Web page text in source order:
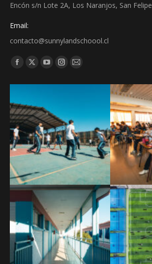
Encón s/n Lote 2A, Los Naranjos, San Felipe
Email:
contacto@sunnylandschoool.cl
Find us on: